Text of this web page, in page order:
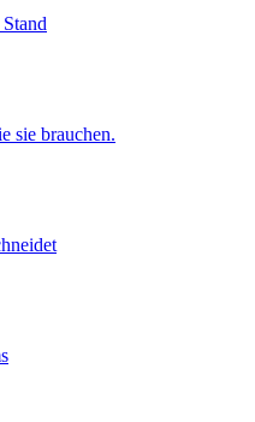
sie brauchen.